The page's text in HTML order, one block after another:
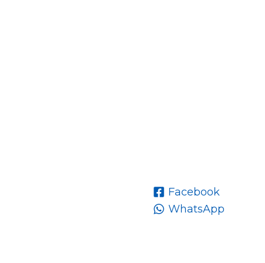
Facebook
WhatsApp